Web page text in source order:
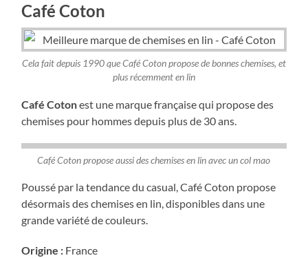
Café Coton
Cela fait depuis 1990 que Café Coton propose de bonnes chemises, et
plus récemment en lin
Café Cotonest une marque française qui propose des
chemises pour hommes depuis plus de 30 ans.
Café Coton propose aussi des chemises en lin avec un col mao
Poussé par la tendance du casual, Café Coton propose
désormais des chemises en lin, disponibles dans une
grande variété de couleurs.
Origine : France